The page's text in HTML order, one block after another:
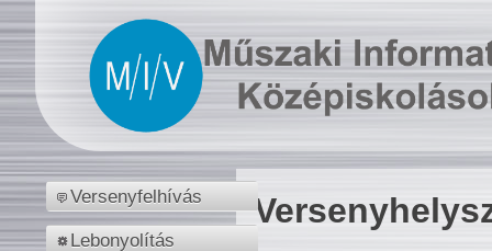
Versenyfelhívás
Lebonyolítás